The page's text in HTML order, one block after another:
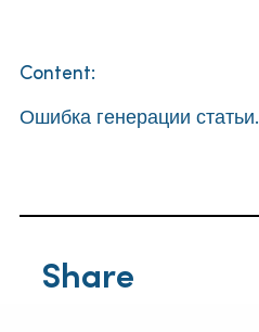
Content:
Ошибка генерации статьи.
Share